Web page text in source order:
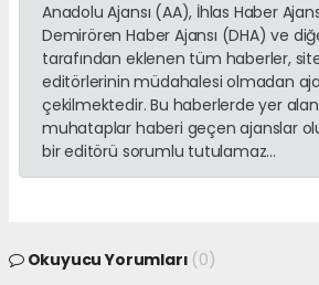
Anadolu Ajansı (AA), İhlas Haber
Demirören Haber Ajansı (DHA) ve
tarafından eklenen tüm haberler,
editörlerinin müdahalesi olmadan
çekilmektedir. Bu haberlerde yer
muhataplar haberi geçen ajanslar
bir editörü sorumlu tutulamaz...
Okuyucu Yorumları (0)